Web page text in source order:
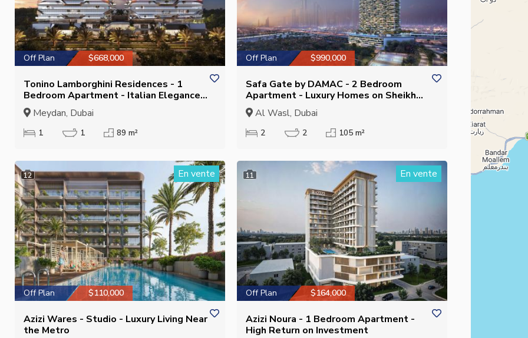
Off Plan $668,000
Tonino Lamborghini Residences - 1
Bedroom Apartment - Italian Elegance
in Meydan
Meydan, Dubai
1 1 89 m²
Off Plan $990,000
Safa Gate by DAMAC - 2 Bedroom
Apartment - Luxury Homes on Sheikh
Zayed Road
Al Wasl, Dubai
2 2 105 m²
12 En vente
Off Plan $110,000
Azizi Wares - Studio - Luxury Living Near
the Metro
11 En vente
Off Plan $164,000
Azizi Noura - 1 Bedroom Apartment -
High Return on Investment